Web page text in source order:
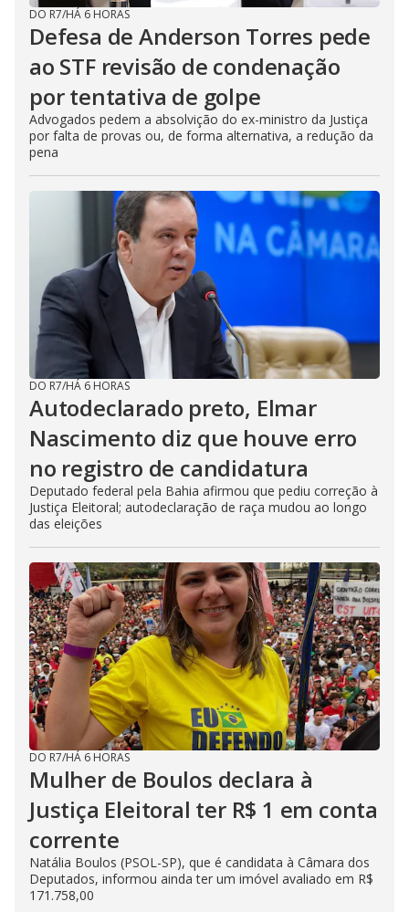
DO R7/HÁ 6 HORAS
Defesa de Anderson Torres pede
ao STF revisão de condenação
por tentativa de golpe
Advogados pedem a absolvição do ex-ministro da Justiça
por falta de provas ou, de forma alternativa, a redução da
pena
DO R7/HÁ 6 HORAS
Autodeclarado preto, Elmar
Nascimento diz que houve erro
no registro de candidatura
Deputado federal pela Bahia afirmou que pediu correção à
Justiça Eleitoral; autodeclaração de raça mudou ao longo
das eleições
DO R7/HÁ 6 HORAS
Mulher de Boulos declara à
Justiça Eleitoral ter R$ 1 em conta
corrente
Natália Boulos (PSOL-SP), que é candidata à Câmara dos
Deputados, informou ainda ter um imóvel avaliado em R$
171.758,00